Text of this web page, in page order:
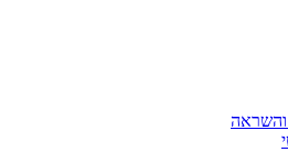
והשראה